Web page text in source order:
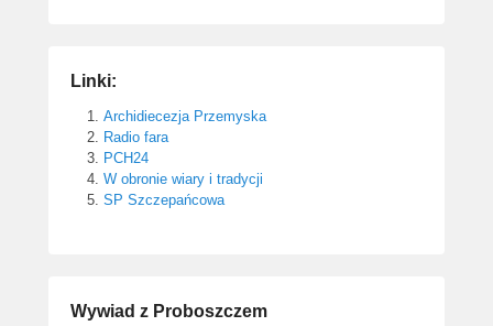
Linki:
Archidiecezja Przemyska
Radio fara
PCH24
W obronie wiary i tradycji
SP Szczepańcowa
Wywiad z Proboszczem